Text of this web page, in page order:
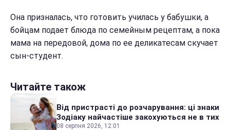
Она призналась, что готовить училась у бабушки, а
бойцам подает блюда по семейным рецептам, а пока
мама на передовой, дома по ее деликатесам скучает
сын-студент.
Читайте також
Від пристрасті до розчарування: ці знаки
Зодіаку найчастіше закохуються не в тих
08 серпня 2026, 12:01